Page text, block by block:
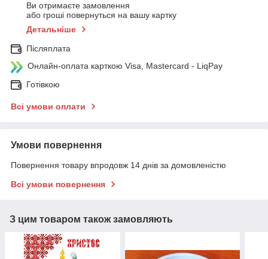
Ви отримаєте замовлення
або гроші повернуться на вашу картку
Детальніше
Післяплата
Онлайн-оплата карткою Visa, Mastercard - LiqPay
Готівкою
Всі умови оплати
Умови повернення
Повернення товару впродовж 14 днів за домовленістю
Всі умови повернення
З цим товаром також замовляють